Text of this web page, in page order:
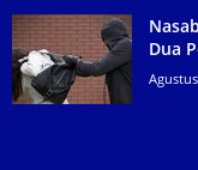
Dua